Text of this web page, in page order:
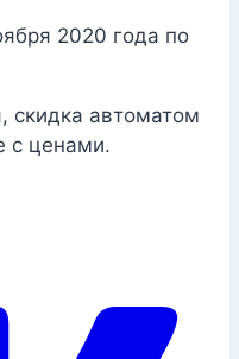
2020 года по
скидка автоматом
с ценами.